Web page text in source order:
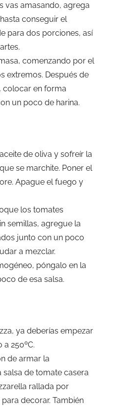
vas amasando, agrega
conseguir el
para dos porciones, así
comenzando por el
extremos. Después de
colocar en forma
un poco de harina.
de oliva y sofreír la
se marchite. Poner el
Apague el fuego y
los tomates
semillas, agregue la
junto con un poco
a mezclar.
póngalo en la
de esa salsa.
ya deberías empezar
250ºC.
de armar la
salsa de tomate casera
rallada por
decorar. También